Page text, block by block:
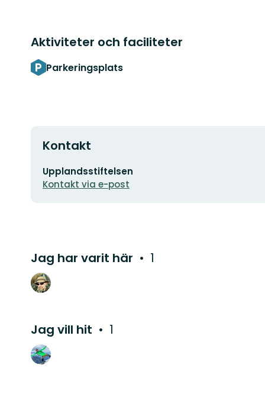
Aktiviteter och faciliteter
Parkeringsplats
Kontakt
E-
postadress
Upplandsstiftelsen
Kontakt via e-post
Jag har varit här 1
Jag vill hit 1